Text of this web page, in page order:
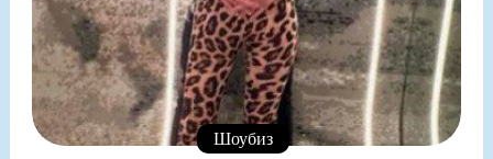
Шоубиз